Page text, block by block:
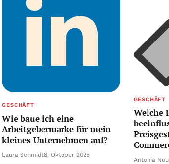
GESCHÄFT
Wie baue ich eine
Arbeitgebermarke für mein
kleines Unternehmen auf?
Laura Schmidt8. Oktober 2025
GESCHÄFT
Welche
Antonia